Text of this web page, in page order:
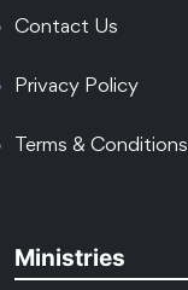
Contact Us
Privacy Policy
Terms & Conditions
Ministries